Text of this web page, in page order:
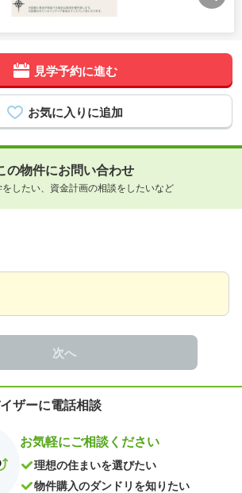
見学予約に進む
の物件にお問い合わせ
したい、資金計画の相談をしたいなど
次へ
ザーに電話相談
お気軽にご相談ください
理想の住まいを選びたい
物件購入のダンドリを知りたい